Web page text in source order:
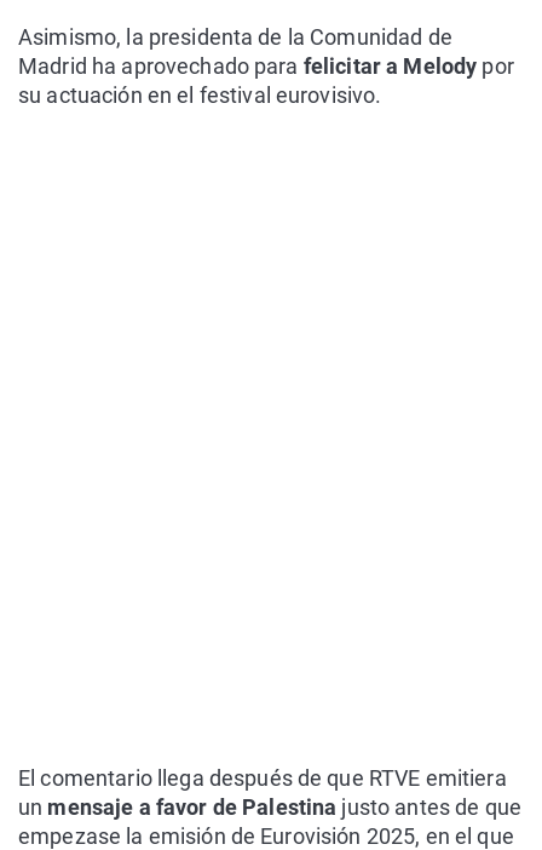
Asimismo, la presidenta de la Comunidad de
Madrid ha aprovechado para felicitar a Melody por
su actuación en el festival eurovisivo.
El comentario llega después de que RTVE emitiera
un mensaje a favor de Palestina justo antes de que
empezase la emisión de Eurovisión 2025, en el que